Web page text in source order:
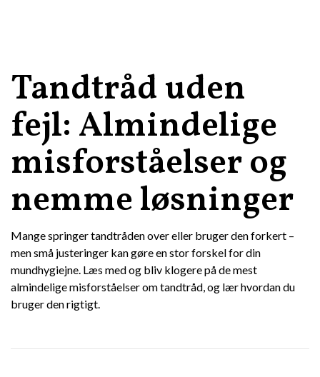
Tandtråd uden
fejl: Almindelige
misforståelser og
nemme løsninger
Mange springer tandtråden over eller bruger den forkert –
men små justeringer kan gøre en stor forskel for din
mundhygiejne. Læs med og bliv klogere på de mest
almindelige misforståelser om tandtråd, og lær hvordan du
bruger den rigtigt.